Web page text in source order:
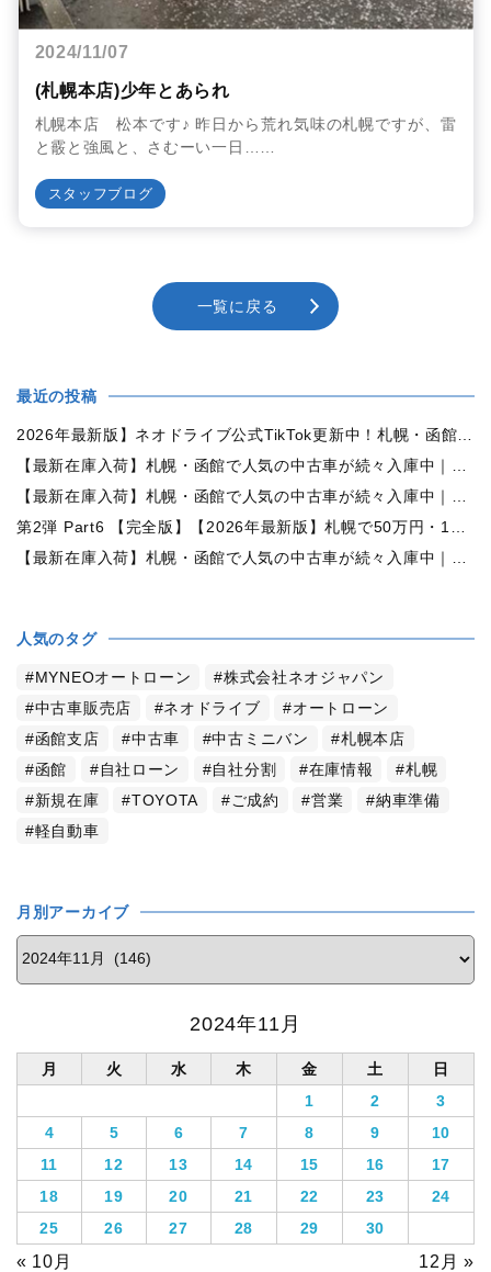
2024/11/07
(札幌本店)少年とあられ
札幌本店 松本です♪ 昨日から荒れ気味の札幌ですが、雷
と霰と強風と、さむーい一日……
スタッフブログ
一覧に戻る
最近の投稿
人気のタグ
MYNEOオートローン
株式会社ネオジャパン
中古車販売店
ネオドライブ
オートローン
函館支店
中古車 中古ミニバン
札幌本店
函館
自社ローン 自社分割 在庫情報
札幌
新規在庫
TOYOTA ご成約 営業
納車準備
軽自動車
月別アーカイブ
2024年11月
月 火 水 木 金 土
日
1
2
3
4
5 6 7 8 9
10
11
12 13 14 15 16
17
18
19 20 21 22 23
24
25
26 27 28 29 30
« 10月 12月 »